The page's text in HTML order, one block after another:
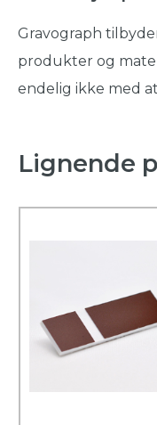
Gravograph
produkter og
endelig ikke med
Lignende